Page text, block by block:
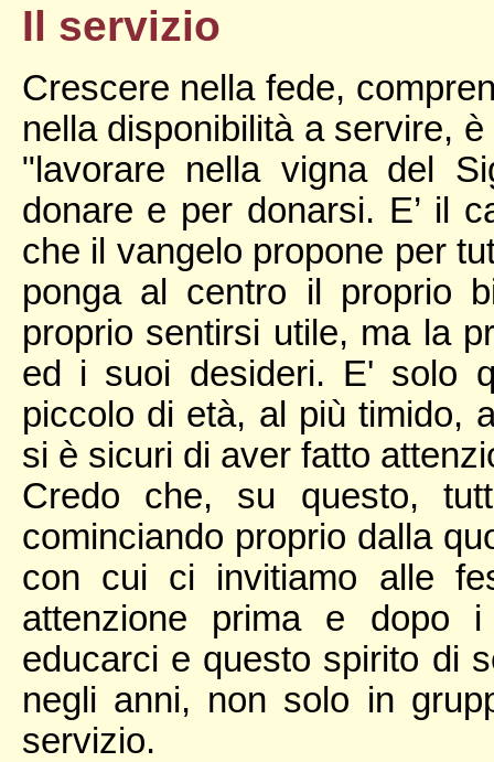
Il servizio
Crescere nella fede,
nella disponibilità a servire,
"lavorare nella vigna del
donare e per donarsi. E’ il
che il vangelo propone per
ponga al centro il proprio
proprio sentirsi utile, ma la
ed i suoi desideri. E' solo
piccolo di età, al più timido,
si è sicuri di aver fatto
Credo che, su questo,
cominciando proprio dalla
con cui ci invitiamo alle
attenzione prima e dopo
educarci e questo spirito di
negli anni, non solo in
servizio.